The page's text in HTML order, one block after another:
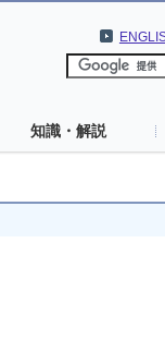
知識・解説